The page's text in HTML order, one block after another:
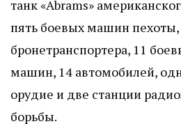
танк «Abrams»
пять боевых машин пехоты,
бронетранспортера, 11
машин, 14 автомобилей,
орудие и две станции
борьбы.